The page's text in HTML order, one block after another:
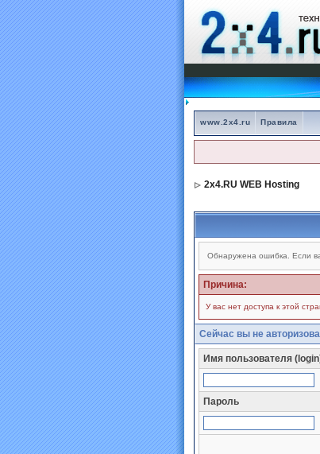
www.2x4.ru Правила
2x4.RU WEB Hosting
Обнаружена ошибка. Если
Причина:
У вас нет доступа к этой
Сейчас вы не
Имя пользователя
Пароль